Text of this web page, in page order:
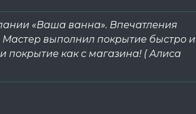
«Ваша ванна». Впечатления
выполнил покрытие быстро и
покрытие как с магазина! ( Алиса